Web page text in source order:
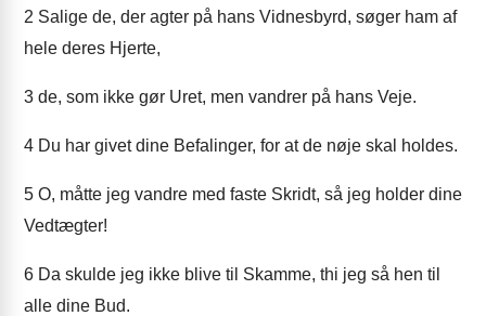
2 Salige de, der agter på hans Vidnesbyrd, søger ham af
hele deres Hjerte,
3 de, som ikke gør Uret, men vandrer på hans Veje.
4 Du har givet dine Befalinger, for at de nøje skal holdes.
5 O, måtte jeg vandre med faste Skridt, så jeg holder dine
Vedtægter!
6 Da skulde jeg ikke blive til Skamme, thi jeg så hen til
alle dine Bud.